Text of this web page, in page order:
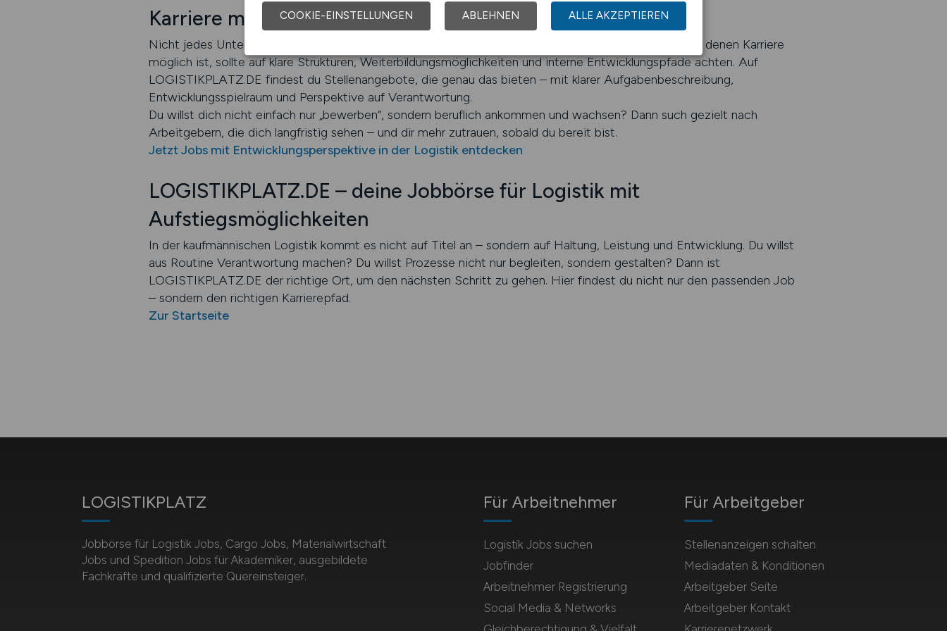
Karriere mit Plan – und mit dem richtigen Arbeitgeber
Nicht jedes Unternehmen bietet dieselben Entwicklungschancen. Wer gezielt nach Stellen sucht, bei denen Karriere
möglich ist, sollte auf klare Strukturen, Weiterbildungsmöglichkeiten und interne Entwicklungspfade achten. Auf
LOGISTIKPLATZ.DE findest du Stellenangebote, die genau das bieten – mit klarer Aufgabenbeschreibung,
Entwicklungsspielraum und Perspektive auf Verantwortung.
Du willst dich nicht einfach nur „bewerben“, sondern beruflich ankommen und wachsen? Dann such gezielt nach
Arbeitgebern, die dich langfristig sehen – und dir mehr zutrauen, sobald du bereit bist.
Jetzt Jobs mit Entwicklungsperspektive in der Logistik entdecken
LOGISTIKPLATZ.DE – deine Jobbörse für Logistik mit
Aufstiegsmöglichkeiten
In der kaufmännischen Logistik kommt es nicht auf Titel an – sondern auf Haltung, Leistung und Entwicklung. Du willst
aus Routine Verantwortung machen? Du willst Prozesse nicht nur begleiten, sondern gestalten? Dann ist
LOGISTIKPLATZ.DE der richtige Ort, um den nächsten Schritt zu gehen. Hier findest du nicht nur den passenden Job
– sondern den richtigen Karrierepfad.
Zur Startseite
LOGISTIKPLATZ
Jobbörse für Logistik Jobs, Cargo Jobs, Materialwirtschaft
Jobs und Spedition Jobs für Akademiker, ausgebildete
Fachkräfte und qualifizierte Quereinsteiger.
Für Arbeitnehmer
Logistik Jobs suchen
Jobfinder
Arbeitnehmer Registrierung
Social Media & Networks
Für Arbeitgeber
Stellenanzeigen schalten
Mediadaten & Konditionen
Arbeitgeber Seite
Arbeitgeber Kontakt
COOKIE-EINSTELLUNGEN ABLEHNEN ALLE AKZEPTIEREN